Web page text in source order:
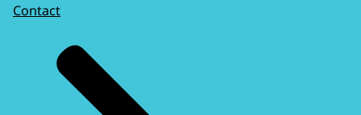
Contact